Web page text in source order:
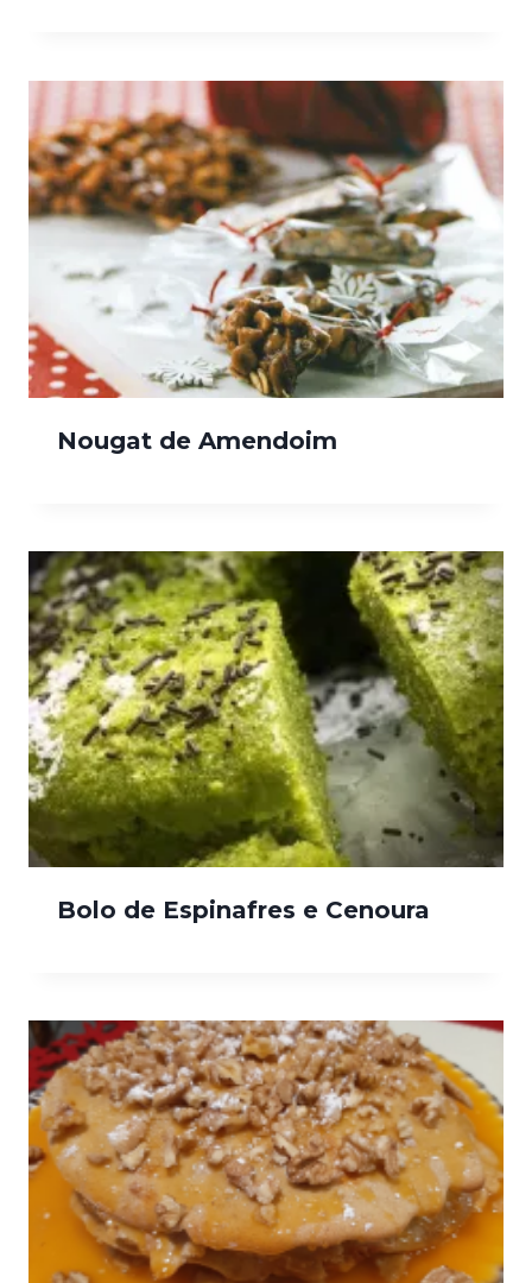
Nougat de Amendoim
Bolo de Espinafres e Cenoura